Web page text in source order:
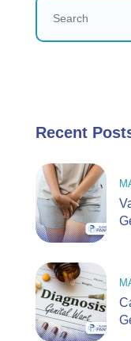
Recent